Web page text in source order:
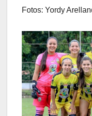
Fotos: Yordy